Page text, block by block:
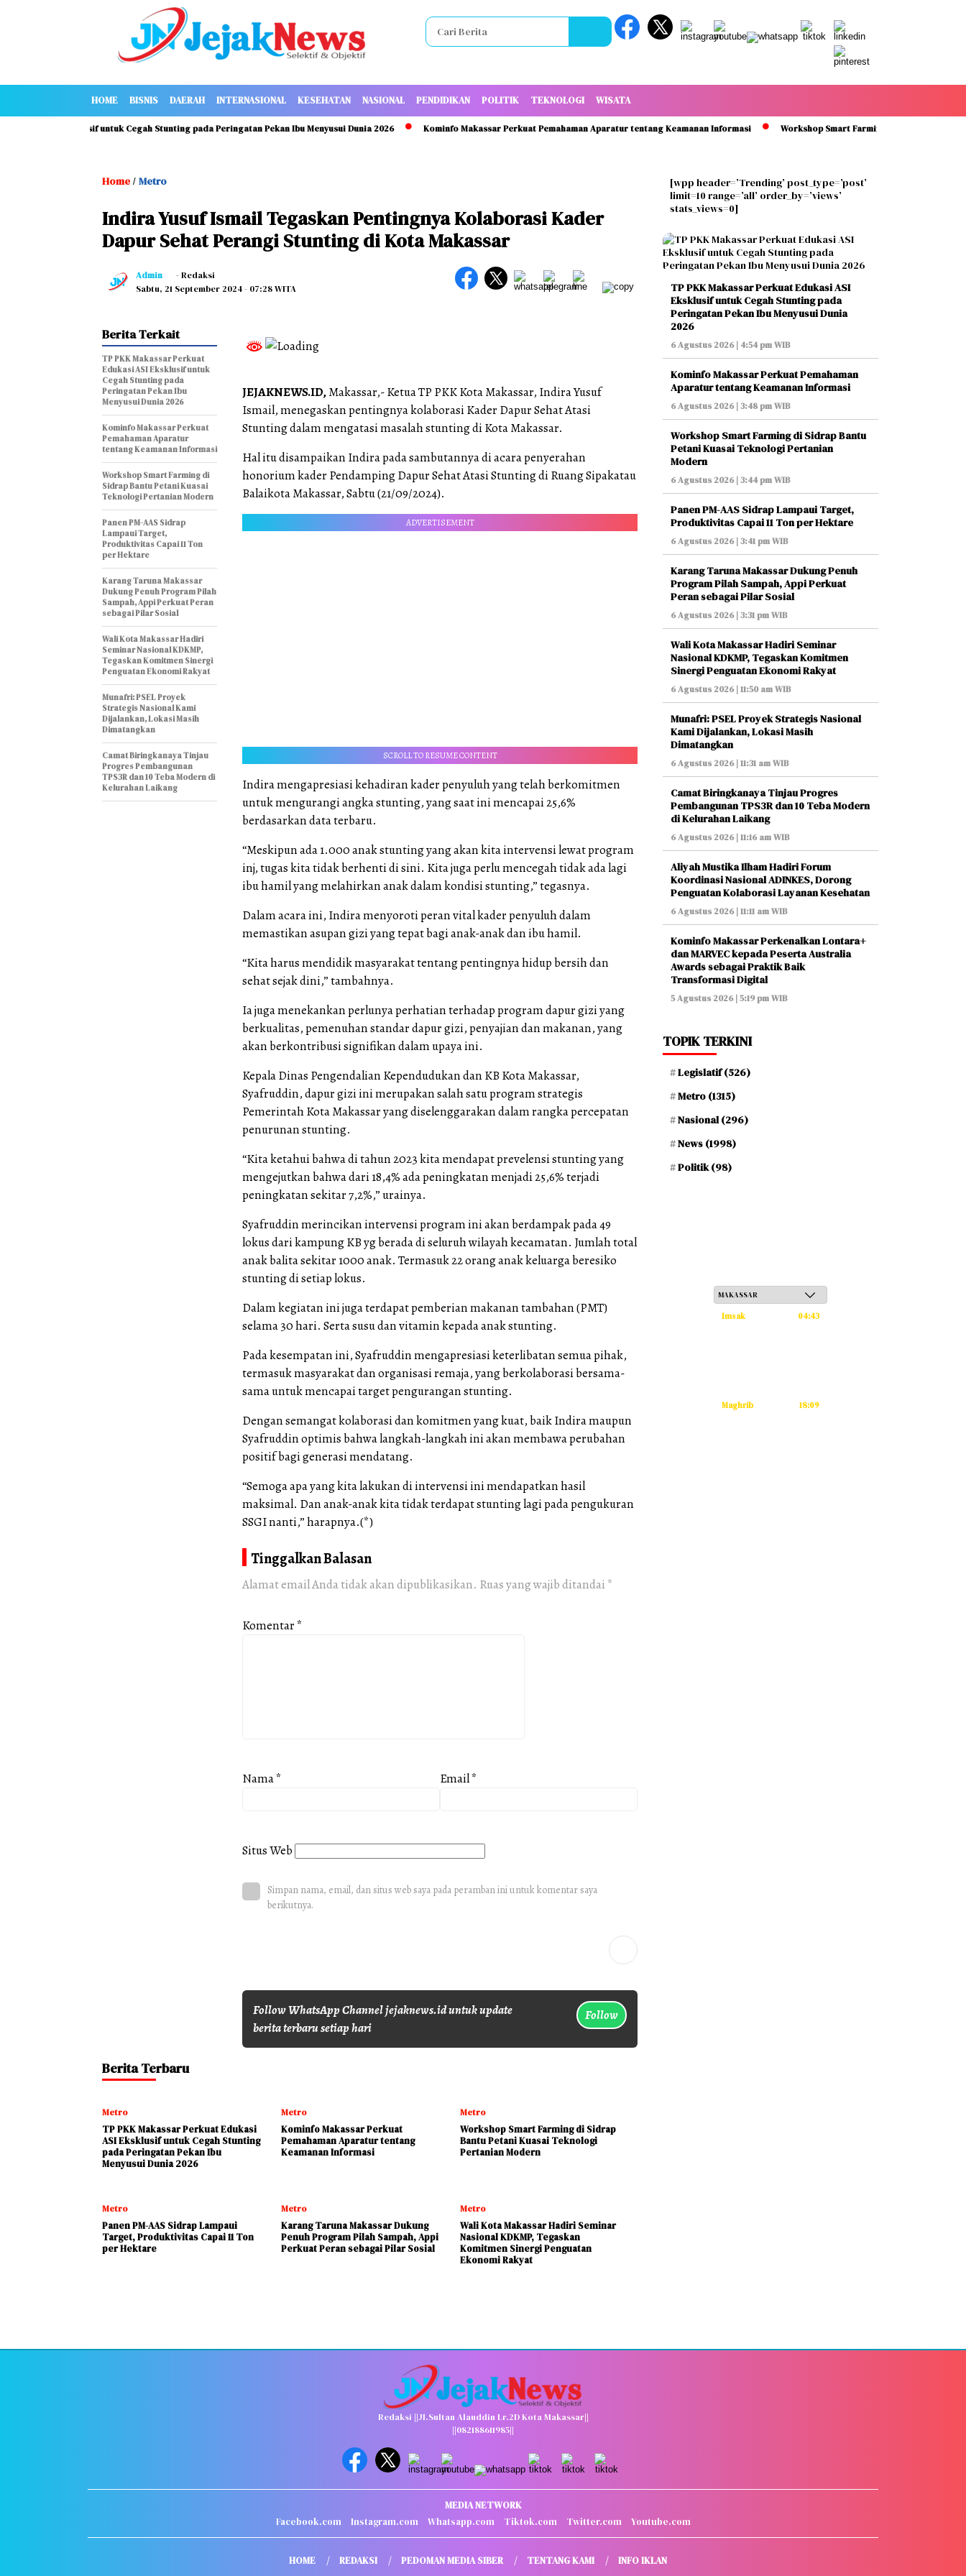
HOME BISNIS DAERAH INTERNASIONAL KESEHATAN NASIONAL PENDIDIKAN POLITIK TEKNOLOGI WISATA
ASI Eksklusif untuk Cegah Stunting pada Peringatan Pekan Ibu Menyusui Dunia 2026 Kominfo Makassar Perkuat Pemahaman Aparatur tentang Keamanan Informasi Workshop Smart Farming di Sidrap Bantu Petani
Home / Metro
Indira Yusuf Ismail Tegaskan Pentingnya Kolaborasi Kader
Dapur Sehat Perangi Stunting di Kota Makassar
Admin
- Redaksi
Sabtu, 21 September 2024- 07:28 WITA
JEJAKNEWS.ID,Makassar,- Ketua TP PKK Kota Makassar, Indira Yusuf
Ismail, menegaskan pentingnya kolaborasi Kader Dapur Sehat Atasi
Stunting dalam mengatasi masalah stunting di Kota Makassar.
Hal itu disampaikan Indira pada sambutannya di acara penyerahan
honorium kader Pendamping Dapur Sehat Atasi Stunting di Ruang Sipakatau
Balaikota Makassar, Sabtu (21/09/2024).
ADVERTISEMENT
SCROLL TO RESUME CONTENT
Indira mengapresiasi kehadiran kader penyuluh yang telah berkomitmen
untuk mengurangi angka stunting, yang saat ini mencapai 25,6%
berdasarkan data terbaru.
“Meskipun ada 1.000 anak stunting yang akan kita intervensi lewat program
inj, tugas kita tidak berhenti di sini. Kita juga perlu mencegah tidak ada lagi
ibu hamil yang melahirkan anak dalam kondisi stunting,” tegasnya.
Dalam acara ini, Indira menyoroti peran vital kader penyuluh dalam
memastikan asupan gizi yang tepat bagi anak-anak dan ibu hamil.
“Kita harus mendidik masyarakat tentang pentingnya hidup bersih dan
sehat sejak dini,” tambahnya.
Ia juga menekankan perlunya perhatian terhadap program dapur gizi yang
berkualitas, pemenuhan standar dapur gizi, penyajian dan makanan, yang
akan berkontribusi signifikan dalam upaya ini.
Kepala Dinas Pengendalian Kependudukan dan KB Kota Makassar,
Syafruddin, dapur gizi ini merupakan salah satu program strategis
Pemerintah Kota Makassar yang diselenggarakan dalam rangka percepatan
penurunan stunting.
“Kita ketahui bahwa di tahun 2023 kita mendapat prevelensi stunting yang
mengejutkan bahwa dari 18,4% ada peningkatan menjadi 25,6% terjadi
peningkatan sekitar 7,2%,” urainya.
Syafruddin merincikan intervensi program ini akan berdampak pada 49
lokus dari kampung KB yg berada di seluruh wilayah kecamatan. Jumlah total
anak balita sekitar 1000 anak. Termasuk 22 orang anak keluarga beresiko
stunting di setiap lokus.
Dalam kegiatan ini juga terdapat pemberian makanan tambahan (PMT)
selama 30 hari. Serta susu dan vitamin kepada anak stunting.
Pada kesempatan ini, Syafruddin mengapresiasi keterlibatan semua pihak,
termasuk masyarakat dan organisasi remaja, yang berkolaborasi bersama-
sama untuk mencapai target pengurangan stunting.
Dengan semangat kolaborasi dan komitmen yang kuat, baik Indira maupun
Syafruddin optimis bahwa langkah-langkah ini akan membawa perubahan
positif bagi generasi mendatang.
“Semoga apa yang kita lakukan di intervensi ini mendapatkan hasil
maksimal. Dan anak-anak kita tidak terdapat stunting lagi pada pengukuran
SSGI nanti,” harapnya.(*)
Tinggalkan Balasan
Alamat email Anda tidak akan dipublikasikan. Ruas yang wajib ditandai *
Komentar*
Nama* Email*
Situs Web
Simpan nama, email, dan situs web saya pada peramban ini untuk komentar saya
berikutnya.
Follow WhatsApp Channel jejaknews.id untuk update
berita terbaru setiap hari
Follow
Berita Terkait
TP PKK Makassar Perkuat
Edukasi ASI Eksklusif untuk
Cegah Stunting pada
Peringatan Pekan Ibu
Menyusui Dunia 2026
Kominfo Makassar Perkuat
Pemahaman Aparatur
tentang Keamanan Informasi
Workshop Smart Farming di
Sidrap Bantu Petani Kuasai
Teknologi Pertanian Modern
Panen PM-AAS Sidrap
Lampaui Target,
Produktivitas Capai 11 Ton
per Hektare
Karang Taruna Makassar
Dukung Penuh Program Pilah
Sampah, Appi Perkuat Peran
sebagai Pilar Sosial
Wali Kota Makassar Hadiri
Seminar Nasional KDKMP,
Tegaskan Komitmen Sinergi
Penguatan Ekonomi Rakyat
Munafri: PSEL Proyek
Strategis Nasional Kami
Dijalankan, Lokasi Masih
Dimatangkan
Camat Biringkanaya Tinjau
Progres Pembangunan
TPS3R dan 10 Teba Modern di
Kelurahan Laikang
Berita Terbaru
Metro
TP PKK Makassar Perkuat Edukasi
ASI Eksklusif untuk Cegah Stunting
pada Peringatan Pekan Ibu
Menyusui Dunia 2026
Metro
Kominfo Makassar Perkuat
Pemahaman Aparatur tentang
Keamanan Informasi
Metro
Workshop Smart Farming di Sidrap
Bantu Petani Kuasai Teknologi
Pertanian Modern
Metro
Panen PM-AAS Sidrap Lampaui
Target, Produktivitas Capai 11 Ton
per Hektare
Metro
Karang Taruna Makassar Dukung
Penuh Program Pilah Sampah, Appi
Perkuat Peran sebagai Pilar Sosial
Metro
Wali Kota Makassar Hadiri Seminar
Nasional KDKMP, Tegaskan
Komitmen Sinergi Penguatan
Ekonomi Rakyat
[wpp header=’Trending’ post_type=’post’
limit=10 range=’all’ order_by=’views’
stats_views=0]
TP PKK Makassar Perkuat Edukasi ASI
Eksklusif untuk Cegah Stunting pada
Peringatan Pekan Ibu Menyusui Dunia
2026
6 Agustus 2026 | 4:54 pm WIB
Kominfo Makassar Perkuat Pemahaman
Aparatur tentang Keamanan Informasi
6 Agustus 2026 | 3:48 pm WIB
Workshop Smart Farming di Sidrap Bantu
Petani Kuasai Teknologi Pertanian
Modern
6 Agustus 2026 | 3:44 pm WIB
Panen PM-AAS Sidrap Lampaui Target,
Produktivitas Capai 11 Ton per Hektare
6 Agustus 2026 | 3:41 pm WIB
Karang Taruna Makassar Dukung Penuh
Program Pilah Sampah, Appi Perkuat
Peran sebagai Pilar Sosial
6 Agustus 2026 | 3:31 pm WIB
Wali Kota Makassar Hadiri Seminar
Nasional KDKMP, Tegaskan Komitmen
Sinergi Penguatan Ekonomi Rakyat
6 Agustus 2026 | 11:50 am WIB
Munafri: PSEL Proyek Strategis Nasional
Kami Dijalankan, Lokasi Masih
Dimatangkan
6 Agustus 2026 | 11:31 am WIB
Camat Biringkanaya Tinjau Progres
Pembangunan TPS3R dan 10 Teba Modern
di Kelurahan Laikang
6 Agustus 2026 | 11:16 am WIB
Aliyah Mustika Ilham Hadiri Forum
Koordinasi Nasional ADINKES, Dorong
Penguatan Kolaborasi Layanan Kesehatan
6 Agustus 2026 | 11:11 am WIB
Kominfo Makassar Perkenalkan Lontara+
dan MARVEC kepada Peserta Australia
Awards sebagai Praktik Baik
Transformasi Digital
5 Agustus 2026 | 5:19 pm WIB
TOPIK TERKINI
Legislatif(526)
Metro (1315)
Nasional(296)
News (1998)
Politik(98)
Imsak 04:43
Maghrib 18:09
Redaksi ||Jl.Sultan Alauddin Lr.2D Kota Makassar||
||082188611985||
MEDIA NETWORK
Facebook.com
Instagram.com Whatsapp.com Tiktok.com Twitter.com Youtube.com
HOME REDAKSI PEDOMAN MEDIA SIBER TENTANG KAMI INFO IKLAN